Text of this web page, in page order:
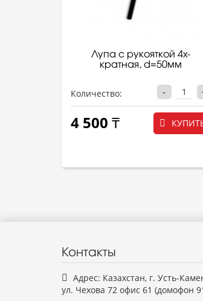
Лупа с рукояткой 4х-
кратная, d=50мм
Количество: -
4 500 ₸
Контакты
Адрес: Казахстан, г. Усть-
ул. Чехова 72 офис 61 (домофон